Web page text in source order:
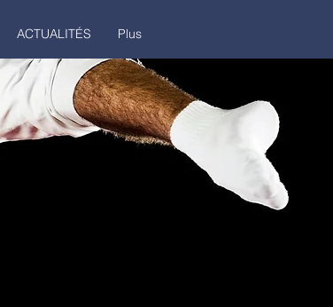
ACTUALITÉS Plus